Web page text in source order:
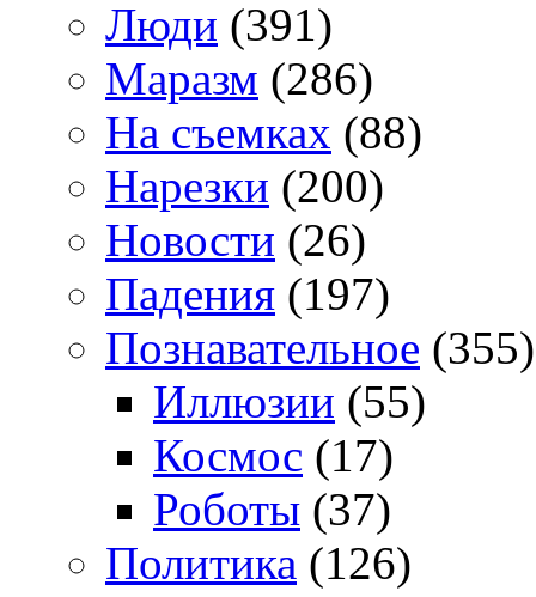
Люди (391)
Маразм (286)
На съемках (88)
Нарезки (200)
Новости (26)
Падения (197)
Познавательное (355)
Иллюзии (55)
Космос (17)
Роботы (37)
Политика (126)